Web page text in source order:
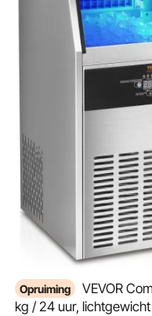
Opruiming
VEVOR
kg / 24 uur,